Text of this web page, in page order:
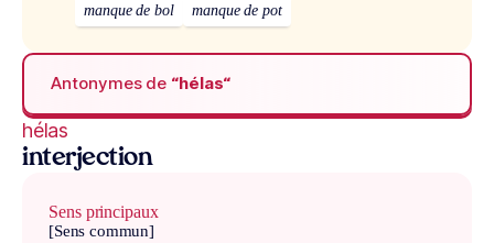
manque de bol manque de pot
Antonymes de “hélas“
hélas
interjection
Sens principaux
[Sens commun]